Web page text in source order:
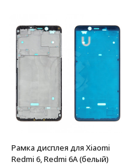
Рамка дисплея для Xiaomi
Redmi 6, Redmi 6A (белый)